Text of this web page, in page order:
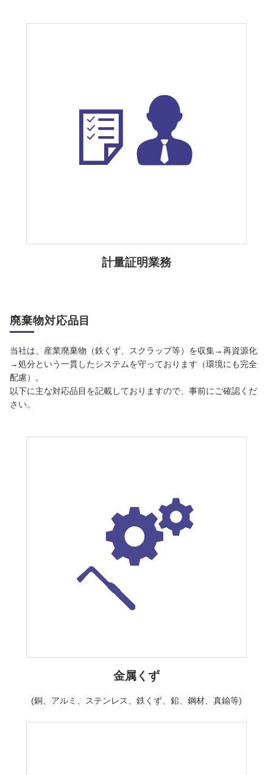
計量証明業務
廃棄物対応品目
当社は、産業廃棄物（鉄くず、スクラップ等）を収集→再資源化
→処分という一貫したシステムを守っております（環境にも完全
配慮）。
以下に主な対応品目を記載しておりますので、事前にご確認くだ
さい。
金属くず
(銅、アルミ、ステンレス、鉄くず、鉛、鋼材、真鍮等)